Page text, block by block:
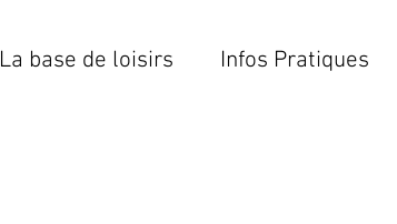
La base de loisirs Infos Pratiques